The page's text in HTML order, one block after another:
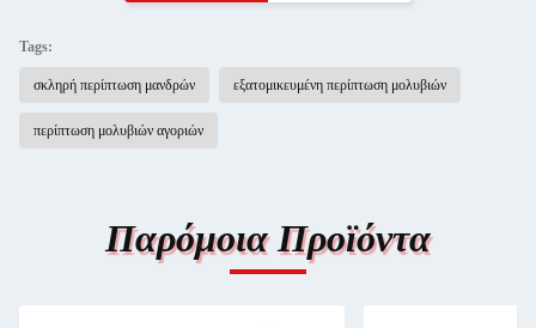
Tags:
σκληρή περίπτωση μανδρών εξατομικευμένη περίπτωση μολυβιών
περίπτωση μολυβιών αγοριών
Παρόμοια Προϊόντα